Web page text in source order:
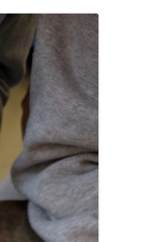
2025